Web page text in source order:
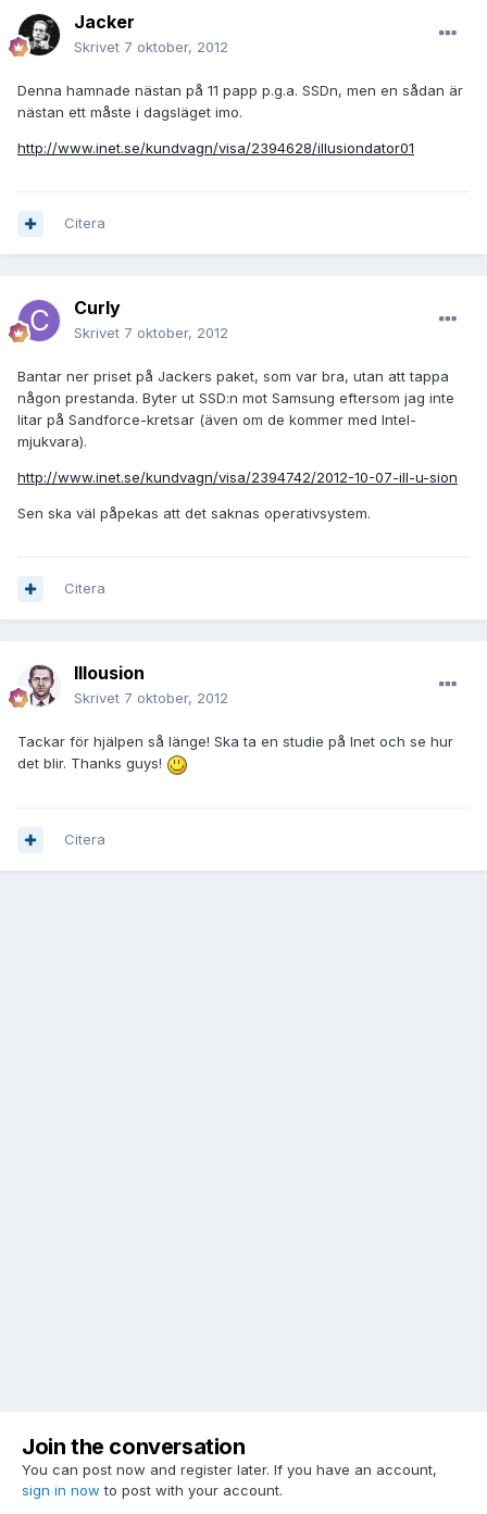
Jacker
Skrivet 7 oktober, 2012
Denna hamnade nästan på 11 papp p.g.a. SSDn, men en sådan är
nästan ett måste i dagsläget imo.
http://www.inet.se/kundvagn/visa/2394628/illusiondator01
Citera
Curly
Skrivet 7 oktober, 2012
Bantar ner priset på Jackers paket, som var bra, utan att tappa
någon prestanda. Byter ut SSD:n mot Samsung eftersom jag inte
litar på Sandforce-kretsar (även om de kommer med Intel-
mjukvara).
http://www.inet.se/kundvagn/visa/2394742/2012-10-07-ill-u-sion
Sen ska väl påpekas att det saknas operativsystem.
Citera
Illousion
Skrivet 7 oktober, 2012
Tackar för hjälpen så länge! Ska ta en studie på Inet och se hur
det blir. Thanks guys!
Citera
Join the conversation
You can post now and register later. If you have an account,
sign in now to post with your account.